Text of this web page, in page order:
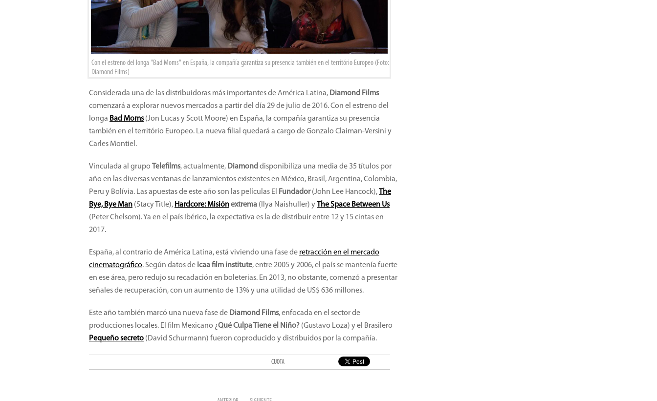
Con el estreno del longa "Bad Moms" en España, la compañía garantiza su presencia también en el território Europeo (Foto:
Diamond Films)
Considerada una de las distribuidoras más importantes de América Latina, Diamond Films
comenzará a explorar nuevos mercados a partir del día 29 de julio de 2016. Con el estreno del
longa Bad Moms (Jon Lucas y Scott Moore) en España, la compañía garantiza su presencia
también en el território Europeo. La nueva filial quedará a cargo de Gonzalo Claiman-Versini y
Carles Montiel.
Vinculada al grupo Telefilms, actualmente, Diamond disponibiliza una media de 35 títulos por
año en las diversas ventanas de lanzamientos existentes en México, Brasil, Argentina, Colombia,
Peru y Bolívia. Las apuestas de este año son las películas El
Fundador(John Lee Hancock),The
Bye, Bye Man (Stacy Title), Hardcore: Misiónextrema (Ilya Naishuller) yThe Space Between Us
(Peter Chelsom). Ya en el país Ibérico, la expectativa es la de distribuir entre 12 y 15 cintas en
2017.
España, al contrario de América Latina, está viviendo una fase de retracción en el mercado
cinematográfico. Según datos de Icaa film institute, entre 2005 y 2006, el país se mantenía fuerte
en ese área, pero redujo su recadación en boleterias. En 2013, no obstante, comenzó a presentar
señales de recuperación, con un aumento de 13% y una utilidad de US$ 636 millones.
Este año también marcó una nueva fase de Diamond Films, enfocada en el sector de
producciones locales. El film Mexicano ¿Qué Culpa Tiene el Niño? (Gustavo Loza) y el Brasilero
Pequeño secreto (David Schurmann) fueron coproducido y distribuidos por la compañía.
CUOTA